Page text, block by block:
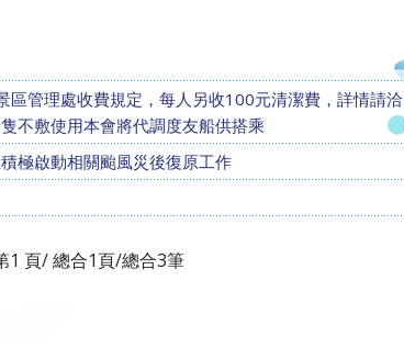
區管理處收費規定，每人另收100元清潔費，詳情請洽
不敷使用本會將代調度友船供搭乘
極啟動相關颱風災後復原工作
1 頁/ 總合1頁/總合3筆